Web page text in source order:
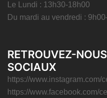
Le Lundi : 13h30-18h00
Du mardi au vendredi :
RETROUVEZ-
SOCIAUX
https://www.instagram.com/
https://www.facebook.com/